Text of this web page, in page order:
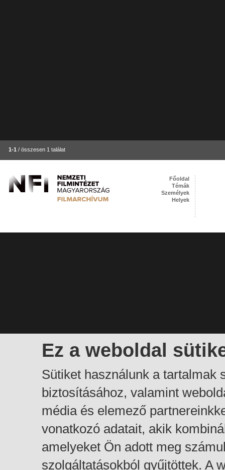
1-1 / összesen 1 találat
Ez a weboldal
Sütiket használunk a tartalmak
biztosításához, valamint
média és elemező
vonatkozó adatait, akik
amelyeket Ön adott meg
szolgáltatásokból gyűjtöttek. A
Főoldal
Témák
Személyek
Helyek